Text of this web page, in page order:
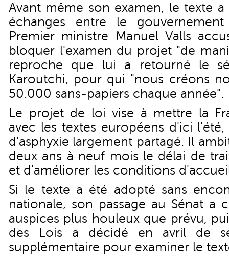
Avant même son examen, le texte
échanges entre le
Premier ministre Manuel Valls
bloquer l'examen du projet "de
reproche que lui a retourné le
Karoutchi, pour qui "nous créons
50.000 sans-papiers chaque année".
Le projet de loi vise à mettre la
avec les textes européens d'ici
d'asphyxie largement partagé. Il
deux ans à neuf mois le délai de
et d'améliorer les conditions
Si le texte a été adopté sans
nationale, son passage au Sénat a
auspices plus houleux que prévu,
des Lois a décidé en avril de
supplémentaire pour examiner le